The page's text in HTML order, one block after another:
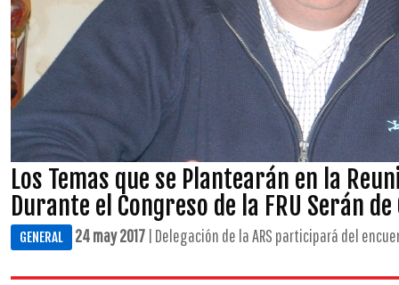
Los Temas que se Plantearán en la
Durante el Congreso de la FRU Serán
GENERAL 24 may 2017 | Delegación de la ARS participará del